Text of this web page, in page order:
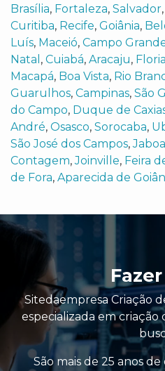
Brasília, Fortaleza, Salvador,
Curitiba, Recife, Goiânia,
Luís, Maceió, Campo
Natal , Cuiabá, Aracaju,
Macapá, Boa Vista, Rio
Guarulhos, Campinas, São
do Campo, Duque de
André, Osasco, Sorocaba,
São José dos Campos,
Contagem,Joinville, Feira
de Fora, Aparecida de
Sitedaempresa Criação
especializada em criação
São mais de 25 anos